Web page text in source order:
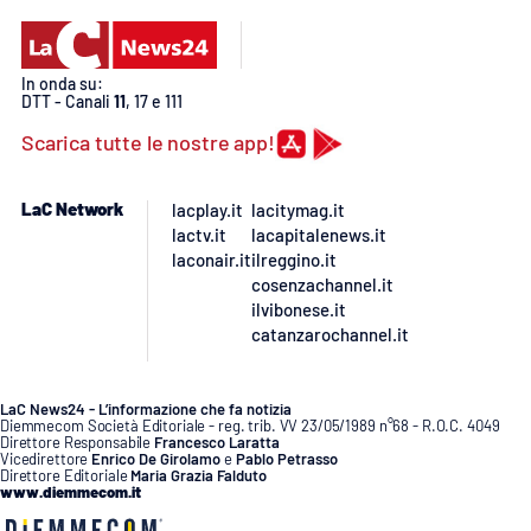
Buona Sanità Calabria
LA
CALABRIAVISIONE
Destinazioni
LAC
NETWORK
In onda su:
DTT - Canali 11, 17 e 111
Scarica tutte le nostre app!
LaC Network
lacplay.it
lactv.it
laconair.it
lacitymag.it
lacapitalenews.it
ilreggino.it
cosenzachannel.it
ilvibonese.it
catanzarochannel.it
LaC News24 - L’informazione che fa notizia
Diemmecom Società Editoriale - reg. trib. VV 23/05/1989 n°68 - R.O.C. 4049
Direttore Responsabile Francesco Laratta
Vicedirettore Enrico De GirolamoePablo Petrasso
Direttore Editoriale Maria Grazia Falduto
www.diemmecom.it